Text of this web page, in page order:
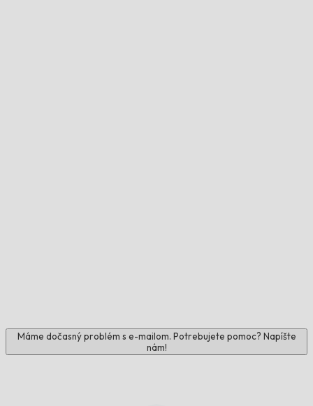
Máme dočasný problém s e-mailom. Potrebujete pomoc? Napíšte
nám!